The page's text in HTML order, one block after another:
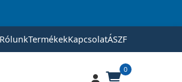
RólunkTermékekKapcsolatÁSZF
0